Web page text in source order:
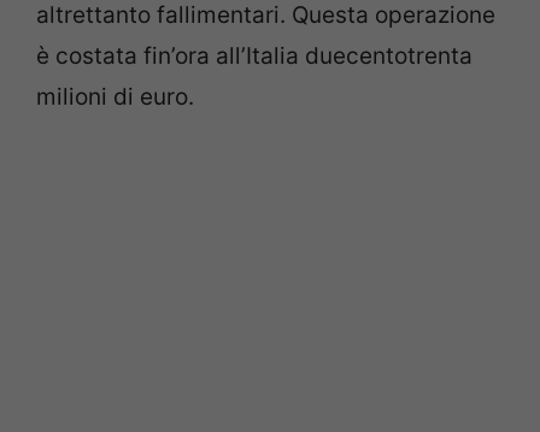
altrettanto fallimentari. Questa operazione
è costata fin’ora all’Italia duecentotrenta
milioni di euro.